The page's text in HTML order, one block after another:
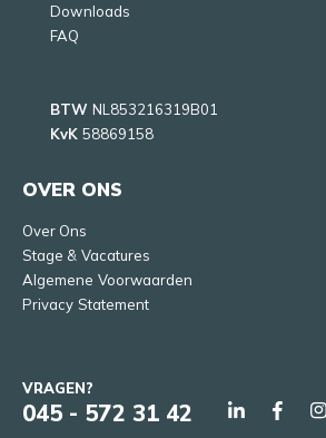
Downloads
FAQ
BTW NL853216319B01
KvK 58869158
OVER ONS
Over Ons
Stage & Vacatures
Algemene Voorwaarden
Privacy Statement
VRAGEN?
045 - 572 31 42